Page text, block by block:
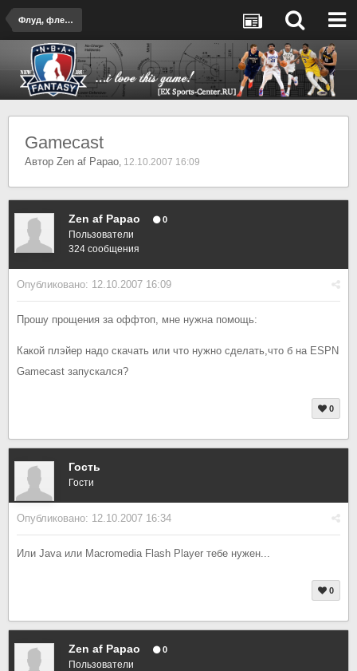
Флуд, флейм и прочие приятные вещи
Gamecast
Автор Zen af Papao, 12.10.2007 16:09
Zen af Papao 0
Пользователи
324 сообщения
Опубликовано: 12.10.2007 16:09
Прошу прощения за оффтоп, мне нужна помощь:
Какой плэйер надо скачать или что нужно сделать,что б на ESPN
Gamecast запускался?
0
Гость
Гости
Опубликовано: 12.10.2007 16:34
Или Java или Macromedia Flash Player тебе нужен...
0
Zen af Papao 0
Пользователи